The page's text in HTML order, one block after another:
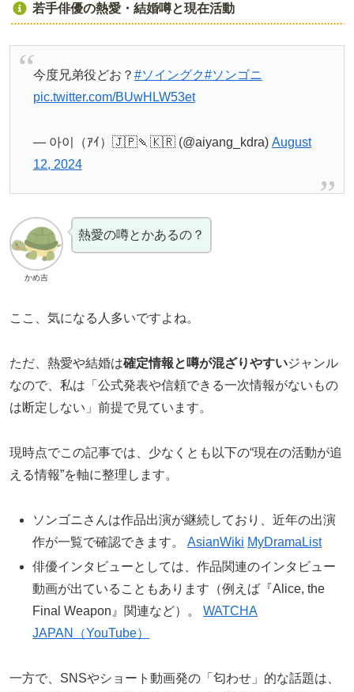
若手俳優の熱愛・結婚噂と現在活動
今度兄弟役どお？ #ソイングク#ソンゴニ
pic.twitter.com/BUwHLW53et
— 아이（ｱｲ）🇯🇵🍡🇰🇷 (@aiyang_kdra) August
12, 2024
かめ吉
熱愛の噂とかあるの？
ここ、気になる人多いですよね。
ただ、熱愛や結婚は確定情報と噂が混ざりやすいジャンル
なので、私は「公式発表や信頼できる一次情報がないもの
は断定しない」前提で見ています。
現時点でこの記事では、少なくとも以下の“現在の活動が追
える情報”を軸に整理します。
ソンゴニさんは作品出演が継続しており、近年の出演
作が一覧で確認できます。AsianWiki MyDramaList
俳優インタビューとしては、作品関連のインタビュー
動画が出ていることもあります（例えば『Alice, the
Final Weapon』関連など）。WATCHA
JAPAN（YouTube）
一方で、SNSやショート動画発の「匂わせ」的な話題は、